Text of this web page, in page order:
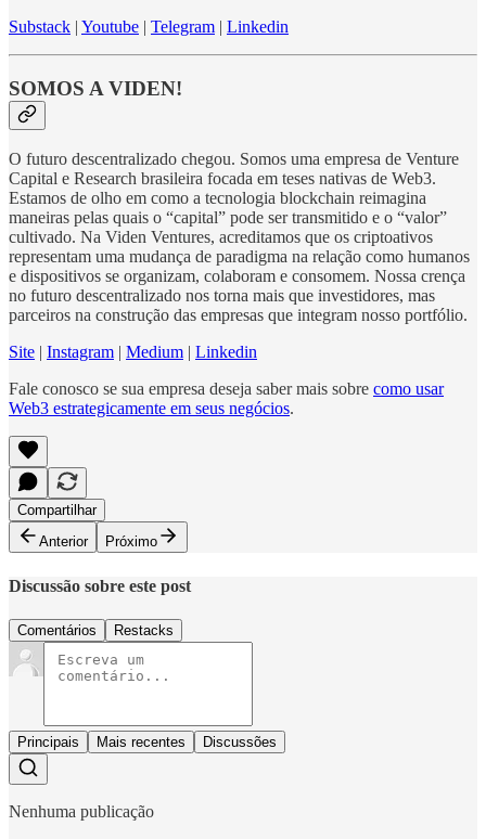
Substack | Youtube | Telegram | Linkedin
SOMOS A VIDEN!
O futuro descentralizado chegou. Somos uma empresa de Venture
Capital e Research brasileira focada em teses nativas de Web3.
Estamos de olho em como a tecnologia blockchain reimagina
maneiras pelas quais o “capital” pode ser transmitido e o “valor”
cultivado. Na Viden Ventures, acreditamos que os criptoativos
representam uma mudança de paradigma na relação como humanos
e dispositivos se organizam, colaboram e consomem. Nossa crença
no futuro descentralizado nos torna mais que investidores, mas
parceiros na construção das empresas que integram nosso portfólio.
Site | Instagram | Medium | Linkedin
Fale conosco se sua empresa deseja saber mais sobre como usar
Web3 estrategicamente em seus negócios.
Compartilhar
Anterior
Próximo
Discussão sobre este post
Comentários Restacks
Principais Mais recentes Discussões
Nenhuma publicação